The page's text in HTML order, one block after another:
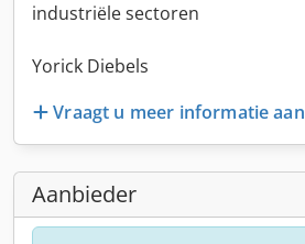
industriële sectoren
Yorick Diebels
Vraagt u meer informatie aan
Aanbieder